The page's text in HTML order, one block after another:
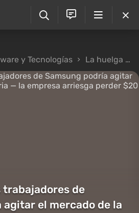
y Tecnologías La huelga de los trabajadores de Samsung podría agitar el mercado de la memoria — la empresa arriesga perder $20 mil millones
trabajadores de
agitar el mercado de la